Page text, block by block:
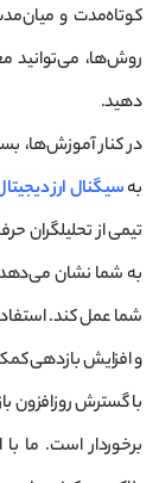
کوتاه‌مدت و
روش‌ها، می‌توانید
دهید.
در کنار آموزش‌ها،
بهسیگنال ارز
تیمی از تحلیلگران
به شما نشان می‌دهد
شما عمل کند.
و افزایش بازدهی
با گسترش روزافزون
برخوردار است. ما